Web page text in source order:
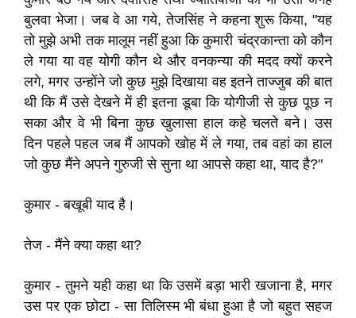
बुलवा भेजा। जब वे आ गये, तेजसिंह ने कहना शुरू किया, "यह
तो मुझे अभी तक मालूम नहीं हुआ कि कुमारी चंद्रकान्ता को कौन
ले गया या वह योगी कौन थे और वनकन्या की मदद क्यों करने
लगे, मगर उन्होंने जो कुछ मुझे दिखाया वह इतने ताज्जुब की बात
थी कि मैं उसे देखने में ही इतना डूबा कि योगीजी से कुछ पूछ न
सका और वे भी बिना कुछ खुलासा हाल कहे चलते बने। उस
दिन पहले पहल जब मैं आपको खोह में ले गया, तब वहां का हाल
जो कुछ मैंने अपने गुरुजी से सुना था आपसे कहा था, याद है?"
कुमार - बखूबी याद है।
तेज - मैंने क्या कहा था?
कुमार - तुमने यही कहा था कि उसमें बड़ा भारी खजाना है, मगर
उस पर एक छोटा - सा तिलिस्म भी बंधा हुआ है जो बहुत सहज